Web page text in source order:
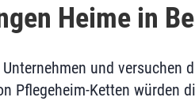
Heime in
und versuchen
Pflegeheim-Ketten würden